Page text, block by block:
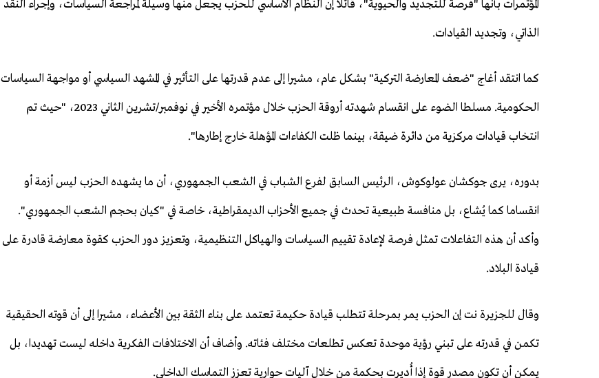
المؤتمرات بأنها "فرصة للتجديد والحيوية"، قائلا إن النظام الأساسي للحزب يجعل منها وسيلة لمراجعة السياسات، وإجراء النقد
الذاتي، وتجديد القيادات.
كما انتقد أغاج "ضعف المعارضة التركية" بشكل عام، مشيرا إلى عدم قدرتها على التأثير في المشهد السياسي أو مواجهة السياسات
الحكومية. مسلطا الضوء على انقسام شهدته أروقة الحزب خلال مؤتمره الأخير في نوفمبر/تشرين الثاني 2023، "حيث تم
انتخاب قيادات مركزية من دائرة ضيقة، بينما ظلت الكفاءات المؤهلة خارج إطارها".
بدوره، يرى جوكشان عولوكوش، الرئيس السابق لفرع الشباب في الشعب الجمهوري، أن ما يشهده الحزب ليس أزمة أو
انقساما كما يُشاع، بل منافسة طبيعية تحدث في جميع الأحزاب الديمقراطية، خاصة في "كيان بحجم الشعب الجمهوري".
وأكد أن هذه التفاعلات تمثل فرصة لإعادة تقييم السياسات والهياكل التنظيمية، وتعزيز دور الحزب كقوة معارضة قادرة على
قيادة البلاد.
وقال للجزيرة نت إن الحزب يمر بمرحلة تتطلب قيادة حكيمة تعتمد على بناء الثقة بين الأعضاء، مشيرا إلى أن قوته الحقيقية
تكمن في قدرته على تبني رؤية موحدة تعكس تطلعات مختلف فئاته. وأضاف أن الاختلافات الفكرية داخله ليست تهديدا، بل
يمكن أن تكون مصدر قوة إذا أُديرت بحكمة من خلال آليات حوارية تعزز التماسك الداخلي.